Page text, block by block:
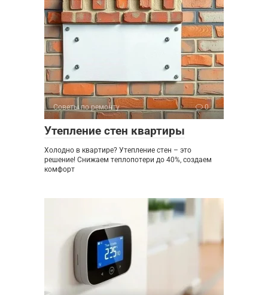
Советы по ремонту 0
Утепление стен квартиры
Холодно в квартире? Утепление стен – это
решение! Снижаем теплопотери до 40%, создаем
комфорт